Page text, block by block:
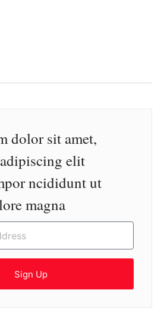
dolor sit amet,
elit
ncididunt ut
magna
Sign Up